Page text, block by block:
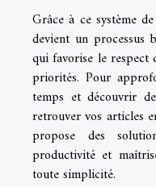
Grâce à ce système
devient un
qui favorise le respect
priorités. Pour
temps et découvrir
retrouver vos articles
propose des
productivité et
toute simplicité.